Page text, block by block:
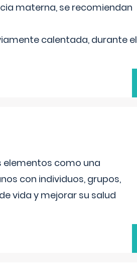
materna, se recomiendan
calentada, durante el
elementos como una
con individuos, grupos,
vida y mejorar su salud